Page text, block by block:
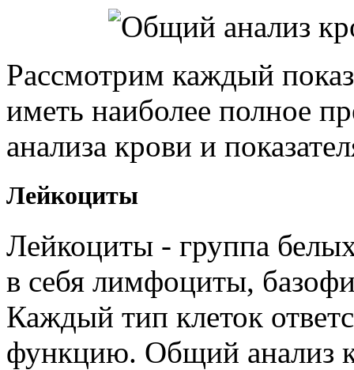
Рассмотрим каждый
иметь наиболее полное
анализа крови и
Лейкоциты
Лейкоциты - группа
в себя лимфоциты,
Каждый тип клеток
функцию. Общий анализ